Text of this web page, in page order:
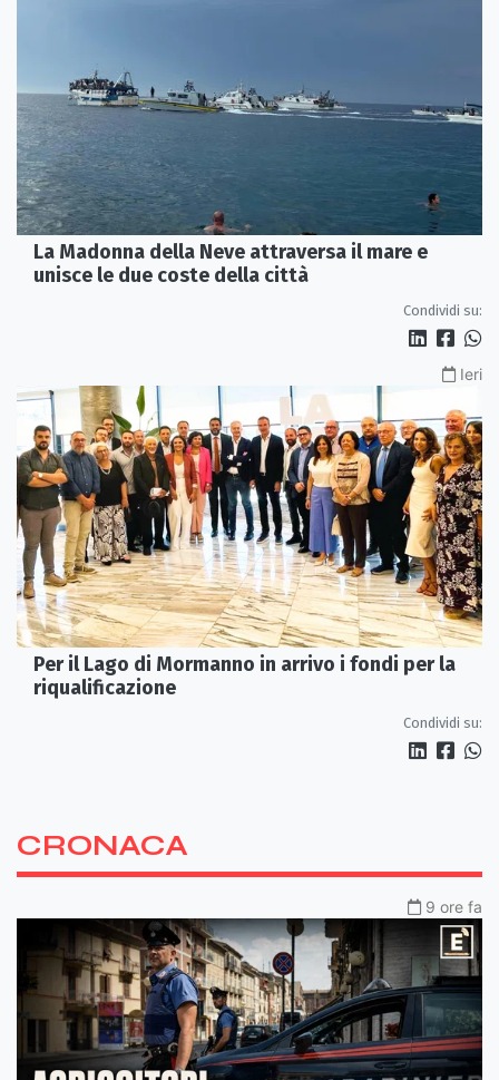
La Madonna della Neve attraversa il mare e
unisce le due coste della città
Condividi su:
Ieri
Per il Lago di Mormanno in arrivo i fondi per la
riqualificazione
Condividi su:
CRONACA
9 ore fa